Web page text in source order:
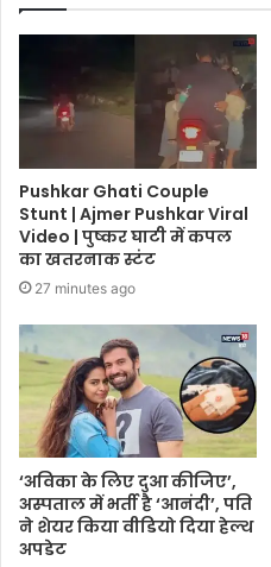
Pushkar Ghati Couple
Stunt | Ajmer Pushkar Viral
Video | पुष्कर घाटी में कपल
का खतरनाक स्टंट
27 minutes ago
‘अविका के लिए दुआ कीजिए’,
अस्पताल में भर्ती है ‘आनंदी’, पति
ने शेयर किया वीडियो दिया हेल्थ
अपडेट